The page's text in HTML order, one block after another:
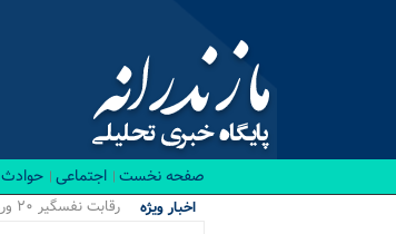
صفحه نخست اجتماعی حوادث
اخبار ویژه رقابت نفسگیر ۲۰ ورزشکار حرفه ای در باشگاه RX ب.